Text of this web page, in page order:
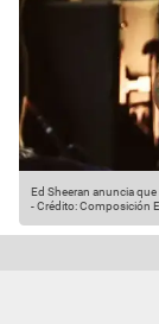
Ed Sheeran anuncia
-Crédito: Composición